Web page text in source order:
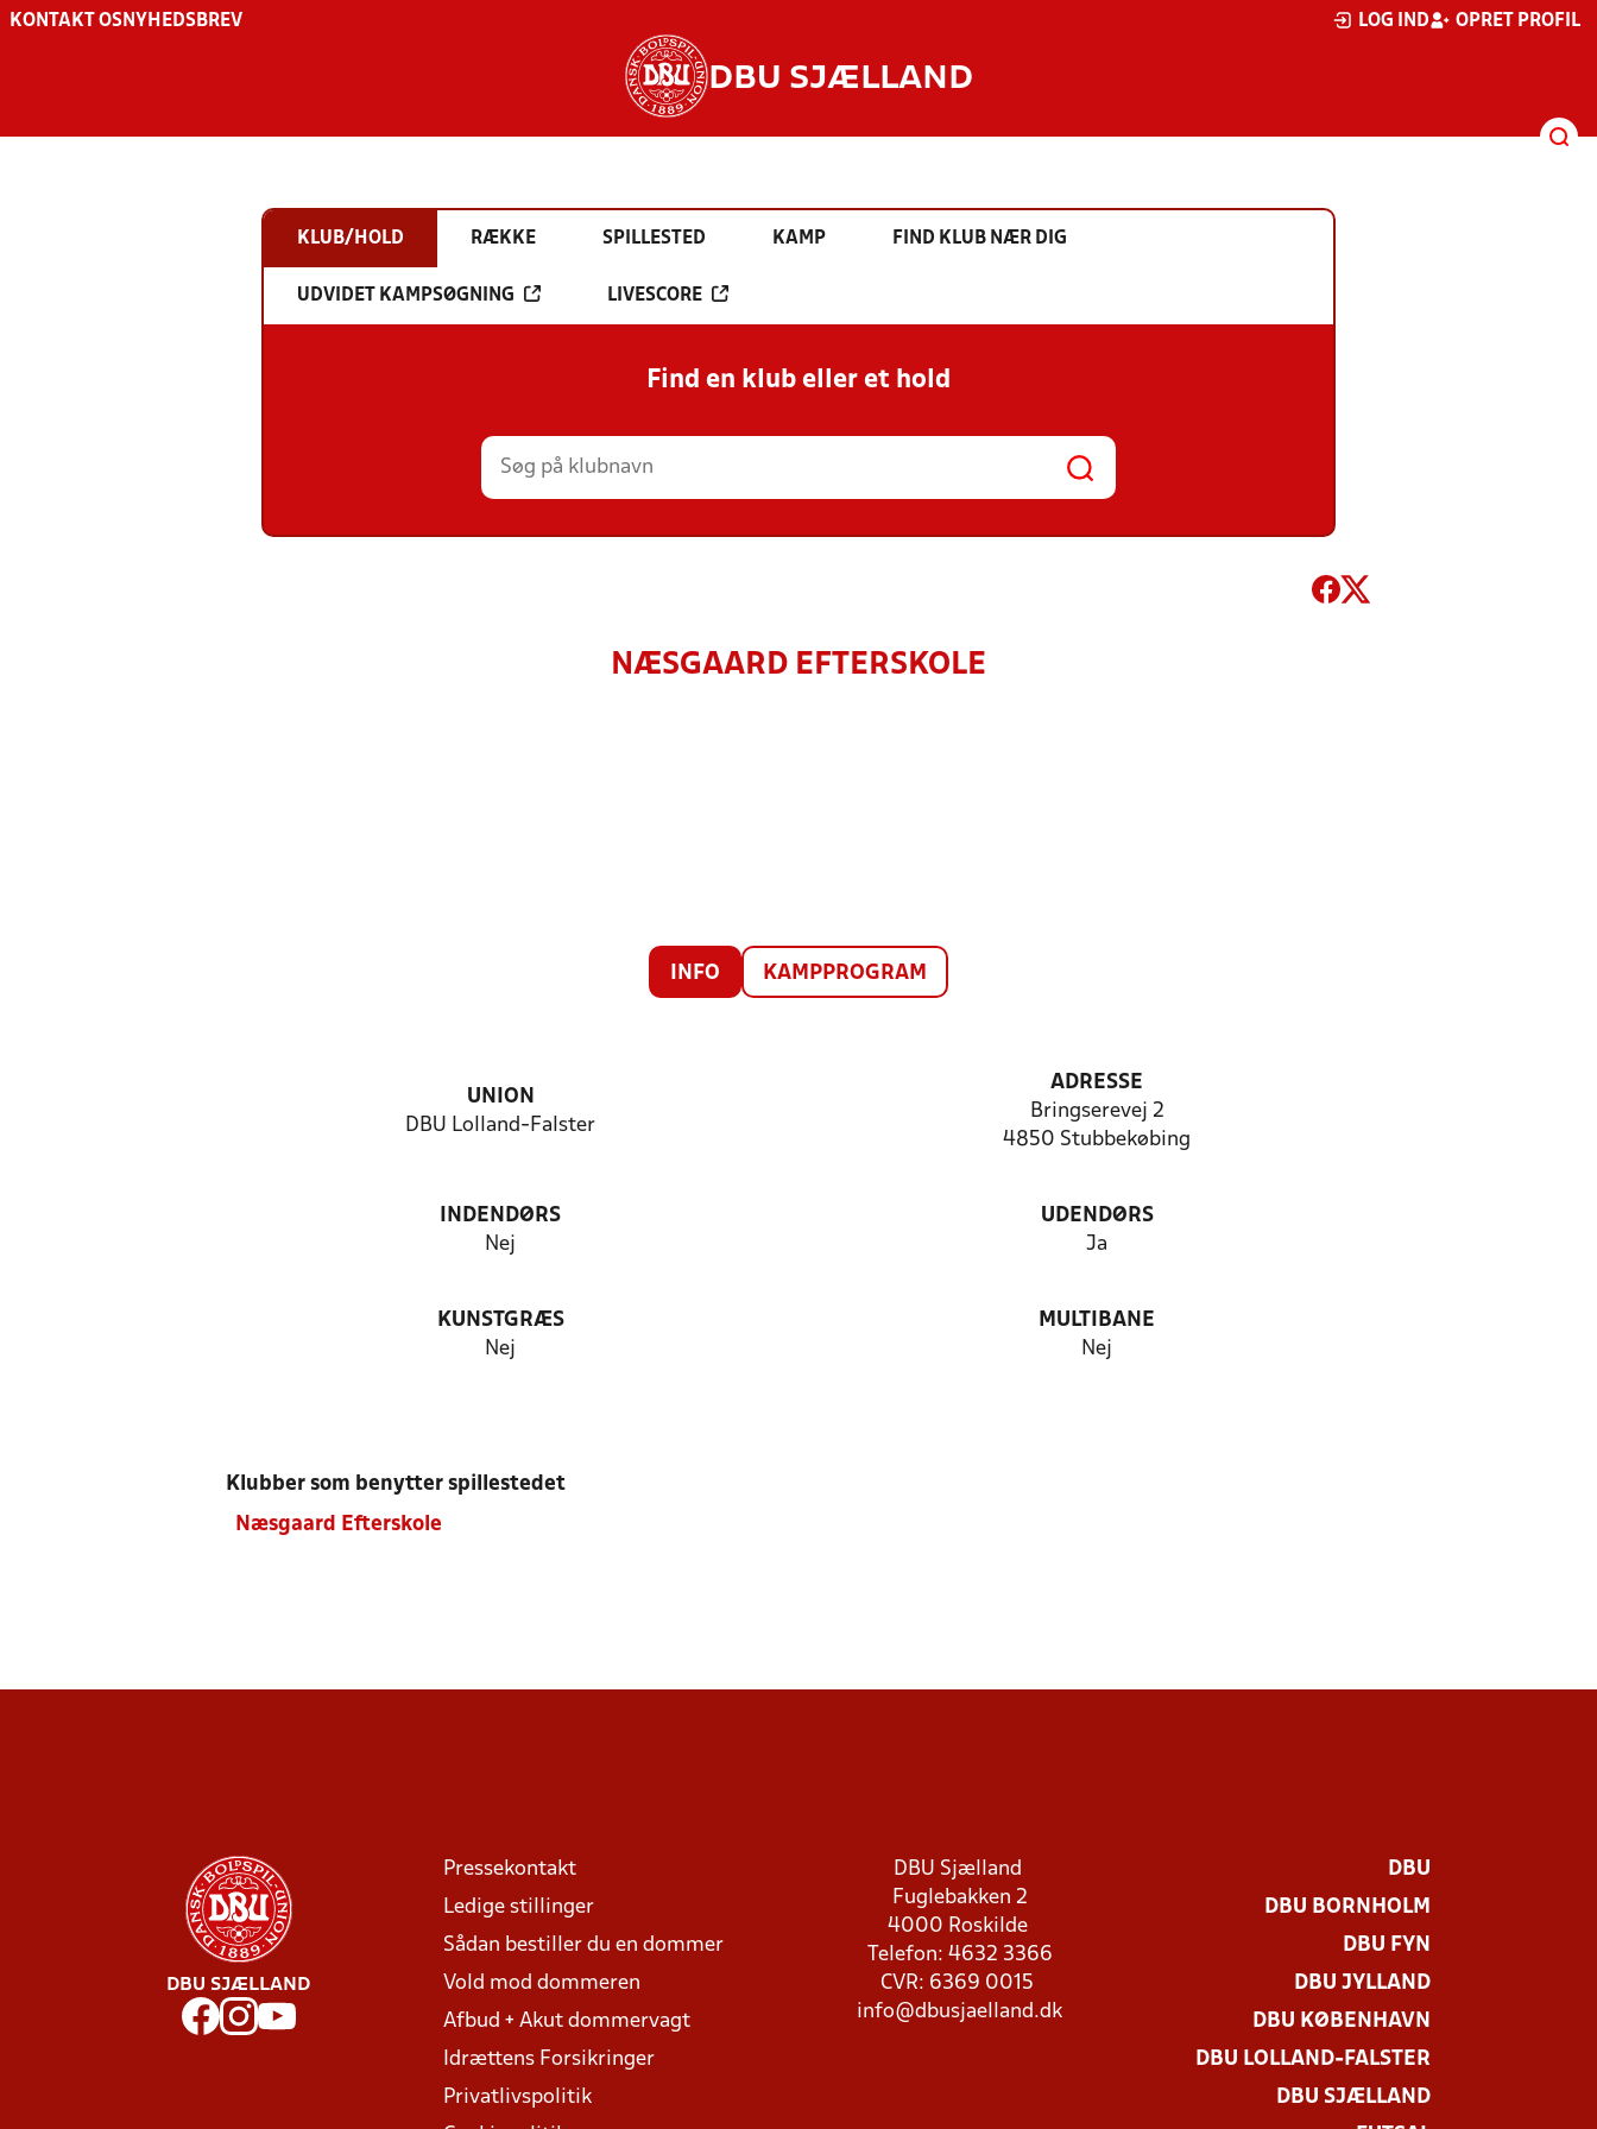
KONTAKT OS NYHEDSBREV LOG IND OPRET PROFIL
DBU SJÆLLAND
KLUB/HOLD RÆKKE SPILLESTED KAMP FIND KLUB NÆR DIG
UDVIDET KAMPSØGNING LIVESCORE
Find en klub eller et hold
NÆSGAARD EFTERSKOLE
INFO KAMPPROGRAM
UNION
DBU Lolland-Falster
ADRESSE
Bringserevej 2
4850 Stubbekøbing
INDENDØRS
Nej
UDENDØRS
Ja
KUNSTGRÆS
Nej
MULTIBANE
Nej
Klubber som benytter spillestedet
Næsgaard Efterskole
DBU SJÆLLAND
Pressekontakt
Ledige stillinger
Sådan bestiller du en dommer
Vold mod dommeren
Afbud + Akut dommervagt
Idrættens Forsikringer
Privatlivspolitik
DBU Sjælland
Fuglebakken 2
4000 Roskilde
Telefon: 4632 3366
CVR: 6369 0015
info@dbusjaelland.dk
DBU
DBU BORNHOLM
DBU FYN
DBU JYLLAND
DBU KØBENHAVN
DBU LOLLAND-FALSTER
DBU SJÆLLAND